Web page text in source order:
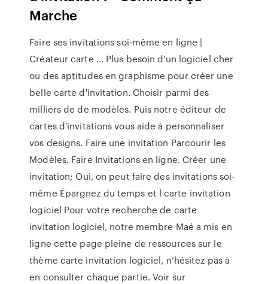
Marche
Faire ses invitations soi-même en ligne |
Créateur carte ... Plus besoin d'un logiciel cher
ou des aptitudes en graphisme pour créer une
belle carte d'invitation. Choisir parmi des
milliers de de modèles. Puis notre éditeur de
cartes d'invitations vous aide à personnaliser
vos designs. Faire une invitation Parcourir les
Modèles. Faire Invitations en ligne. Créer une
invitation; Oui, on peut faire des invitations soi-
même Épargnez du temps et l carte invitation
logiciel Pour votre recherche de carte
invitation logiciel, notre membre Maé a mis en
ligne cette page pleine de ressources sur le
thème carte invitation logiciel, n’hésitez pas à
en consulter chaque partie. Voir sur